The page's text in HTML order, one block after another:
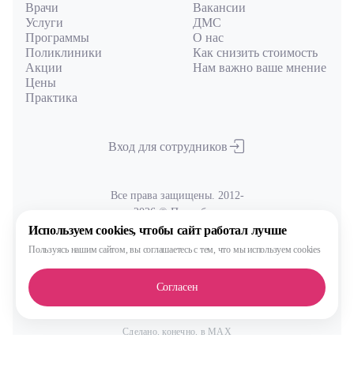
Врачи
Услуги
Программы
Поликлиники
Акции
Цены
Практика
Вакансии
ДМС
О нас
Как снизить стоимость
Нам важно ваше мнение
Вход для сотрудников
Все права защищены. 2012-
2026 © Преамбула
Лицензия Л041-01137-77/00590289от 05.11.2020
выдана Министерством здравоохранения Московской области
Политикаобработки и защиты персональных данных
Сделано, конечно, в MAX
Используем cookies, чтобы сайт работал лучше
Пользуясь нашим сайтом,вы соглашаетесь с тем, что мы используем cookies
Согласен